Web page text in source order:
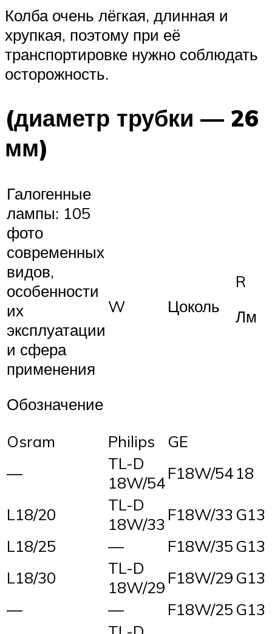
Колба очень лёгкая, длинная и
хрупкая, поэтому при её
транспортировке нужно соблюдать
осторожность.
(диаметр трубки — 26
мм)
Галогенные
лампы: 105
фото
современных
видов,
особенности
их
эксплуатации
и сфера
применения
Обозначение
W Цоколь
R
Лм
Osram Philips
GE
—
TL-D
18W/54F18W/54 18
L18/20
TL-D
18W/33 F18W/33 G13
L18/25
— F18W/35 G13
L18/30
TL-D
18W/29 F18W/29 G13
—
— F18W/25 G13